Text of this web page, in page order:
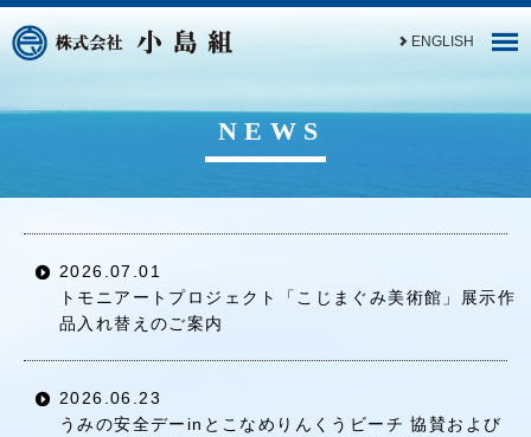
ENGLISH
NEWS
2026.07.01
トモニアートプロジェクト「こじまぐみ美術館」展示作
品入れ替えのご案内
2026.06.23
うみの安全デーinとこなめりんくうビーチ 協賛および